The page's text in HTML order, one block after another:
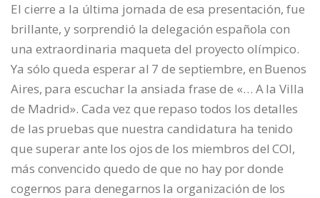
El cierre a la última jornada de esa presentación, fue
brillante, y sorprendió la delegación española con
una extraordinaria maqueta del proyecto olímpico.
Ya sólo queda esperar al 7 de septiembre, en Buenos
Aires, para escuchar la ansiada frase de «… A la Villa
de Madrid». Cada vez que repaso todos los detalles
de las pruebas que nuestra candidatura ha tenido
que superar ante los ojos de los miembros del COI,
más convencido quedo de que no hay por donde
cogernos para denegarnos la organización de los